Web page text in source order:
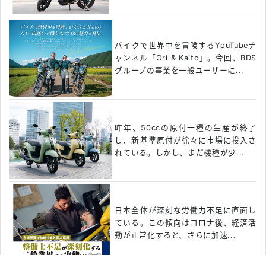
バイクで世界中を冒険するYouTubeチ
ャンネル「Ori & Kaito」。今回、BDS
グループの事業を一般ユーザーに...
昨年、50ccの原付一種の生産が終了
し、新基準原付が徐々に市場に投入さ
れている。しかし、まだ機種が少...
日本全体が深刻な労働力不足に直面し
ている。この傾向はコロナ後、経済活
動が正常化すると、さらに加速...